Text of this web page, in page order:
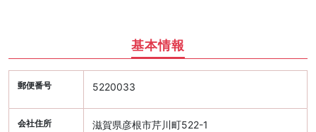
基本情報
郵便番号 5220033
会社住所 滋賀県彦根市芹川町522-1